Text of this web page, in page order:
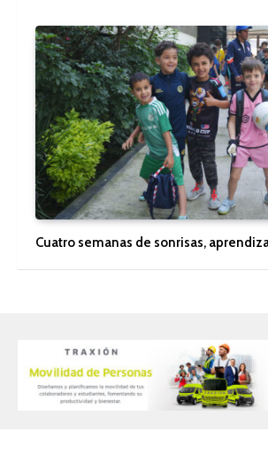
Cuatro semanas de sonrisas,